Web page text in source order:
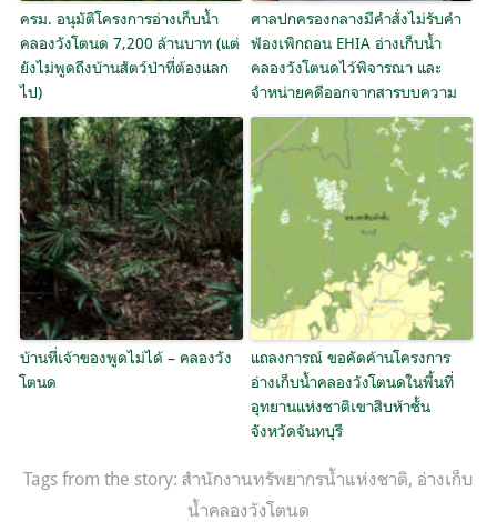
ครม. อนุมัติโครงการอ่างเก็บน้ำ
คลองวังโตนด 7,200 ล้านบาท (แต่
ยังไม่พูดถึงบ้านสัตว์ป่าที่ต้องแลก
ไป)
ศาลปกครองกลางมีคำสั่งไม่รับคำ
ฟ้องเพิกถอน EHIA อ่างเก็บน้ำ
คลองวังโตนดไว้พิจารณา และ
จำหน่ายคดีออกจากสารบบความ
บ้านที่เจ้าของพูดไม่ได้ – คลองวัง
โตนด
แถลงการณ์ ขอคัดค้านโครงการ
อ่างเก็บน้ำคลองวังโตนดในพื้นที่
อุทยานแห่งชาติเขาสิบห้าชั้น
จังหวัดจันทบุรี
Tags from the story: สำนักงานทรัพยากรน้ำแห่งชาติ, อ่างเก็บ
น้ำคลองวังโตนด